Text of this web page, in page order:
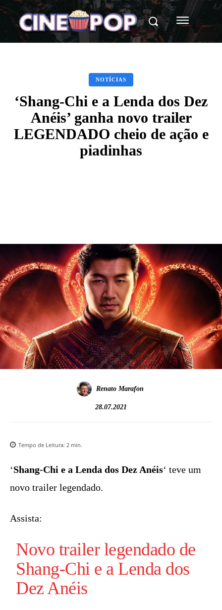
NOTÍCIAS
‘Shang-Chi e a Lenda dos Dez
Anéis’ ganha novo trailer
LEGENDADO cheio de ação e
piadinhas
Renato Marafon
28.07.2021
Tempo de Leitura: 2 min.
‘Shang-Chi e a Lenda dos Dez Anéis‘ teve um
novo trailer legendado.
Assista:
Novo trailer legendado de
Shang-Chi e a Lenda dos
Dez Anéis